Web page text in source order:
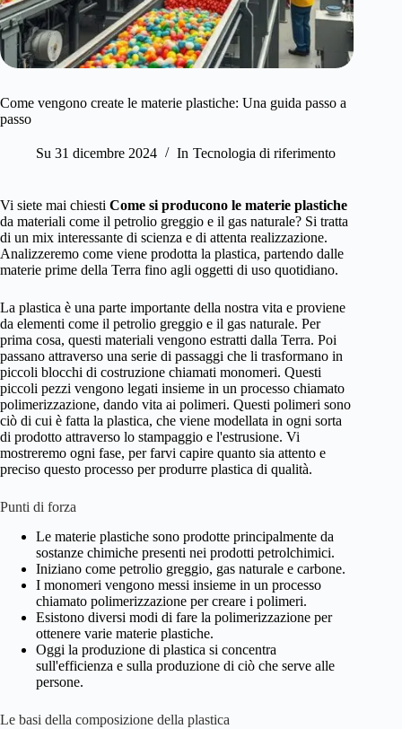
Come vengono create le materie plastiche: Una guida passo a
passo
Su 31 dicembre 2024 In Tecnologia di riferimento
Vi siete mai chiesti Come si producono le materie plastiche
da materiali come il petrolio greggio e il gas naturale? Si tratta
di un mix interessante di scienza e di attenta realizzazione.
Analizzeremo come viene prodotta la plastica, partendo dalle
materie prime della Terra fino agli oggetti di uso quotidiano.
La plastica è una parte importante della nostra vita e proviene
da elementi come il petrolio greggio e il gas naturale. Per
prima cosa, questi materiali vengono estratti dalla Terra. Poi
passano attraverso una serie di passaggi che li trasformano in
piccoli blocchi di costruzione chiamati monomeri. Questi
piccoli pezzi vengono legati insieme in un processo chiamato
polimerizzazione, dando vita ai polimeri. Questi polimeri sono
ciò di cui è fatta la plastica, che viene modellata in ogni sorta
di prodotto attraverso lo stampaggio e l'estrusione. Vi
mostreremo ogni fase, per farvi capire quanto sia attento e
preciso questo processo per produrre plastica di qualità.
Punti di forza
Le materie plastiche sono prodotte principalmente da
sostanze chimiche presenti nei prodotti petrolchimici.
Iniziano come petrolio greggio, gas naturale e carbone.
I monomeri vengono messi insieme in un processo
chiamato polimerizzazione per creare i polimeri.
Esistono diversi modi di fare la polimerizzazione per
ottenere varie materie plastiche.
Oggi la produzione di plastica si concentra
sull'efficienza e sulla produzione di ciò che serve alle
persone.
Le basi della composizione della plastica